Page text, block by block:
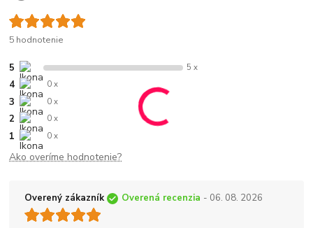
5 hodnotenie
5 5 x
4 0 x
3 0 x
2 0 x
1 0 x
Ako overíme hodnotenie?
Overený zákazník Overená recenzia - 06. 08. 2026